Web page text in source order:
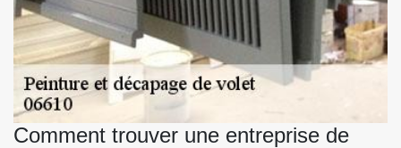
Comment trouver une entreprise de